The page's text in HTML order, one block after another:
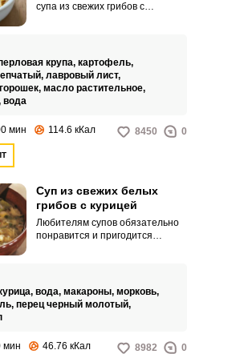
супа из свежих грибов с
крупа, картофель,
лавровый лист,
масло растительное,
вода
мин 114.6 кКал 8450 0
Суп из свежих белых
грибов с курицей
Любителям супов обязательно
понравится и пригодится
ароматным.
вода, макароны, морковь,
перец черный молотый,
мин 46.76 кКал 8982 0